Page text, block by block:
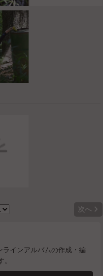
次へ 
インアルバムの作成・編